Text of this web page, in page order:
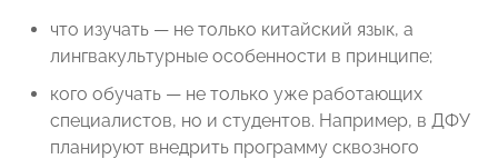
что изучать — не только китайский язык, а
лингвакультурные особенности в принципе;
кого обучать — не только уже работающих
специалистов, но и студентов. Например, в ДФУ
планируют внедрить программу сквозного